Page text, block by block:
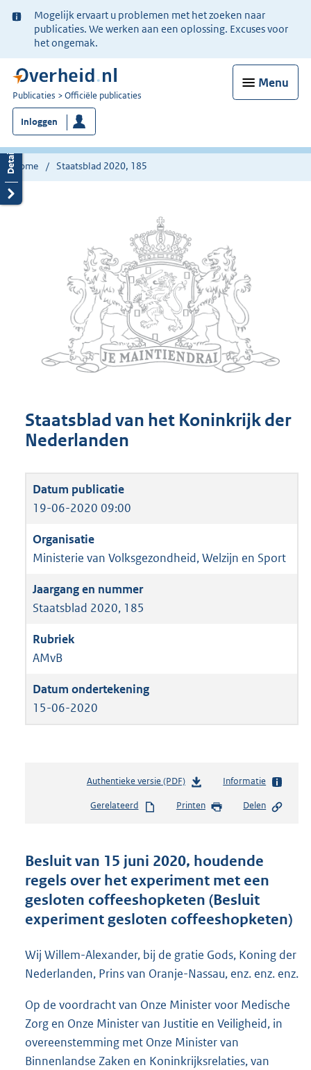
Ter
informatie:
Mogelijk ervaart u problemen met het zoeken naar
publicaties. We werken aan een oplossing. Excuses voor
het ongemak.
Menu
U
bent
nu
hier:
Publicaties Officiële publicaties
Inloggen
Home Staatsblad 2020, 185
Staatsblad van het Koninkrijk der
Nederlanden
19-06-2020 09:00
Ministerie van Volksgezondheid, Welzijn en Sport
Staatsblad 2020, 185
AMvB
15-06-2020
Authentieke versie (PDF)b
s
d
s
g
r
o
t
6
0
K
Informatie
Gerelateerd Printen Delen
Besluit van 15 juni 2020, houdende
regels over het experiment met een
gesloten coffeeshopketen (Besluit
experiment gesloten coffeeshopketen)
Wij Willem-Alexander, bij de gratie Gods, Koning der
Nederlanden, Prins van Oranje-Nassau, enz. enz. enz.
Op de voordracht van Onze Minister voor Medische
Zorg en Onze Minister van Justitie en Veiligheid, in
overeenstemming met Onze Minister van
Binnenlandse Zaken en Koninkrijksrelaties, van